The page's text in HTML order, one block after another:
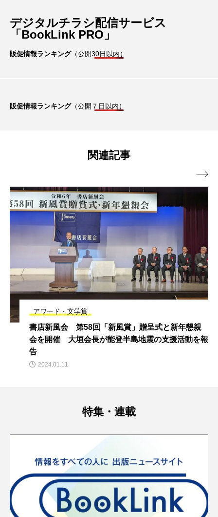
デジタルチラシ配信サービス
「BookLink PRO」
販促情報ランキング（公開30日以内）
販促情報ランキング（公開７日以内）
関連記事
アワード・文学賞
書店新風会 第58回「新風賞」贈呈式と新年懇親
会を開催 大垣会長が能登半島地震の支援活動を報
告
2024.01.11

特集・連載